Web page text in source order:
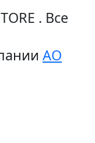
. Все
АО